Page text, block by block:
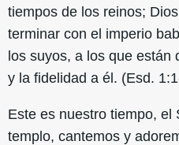
tiempos de los reinos;
terminar con el imperio
los suyos, a los que están
y la fidelidad a él. (Esd.
Este es nuestro tiempo, el
templo, cantemos y